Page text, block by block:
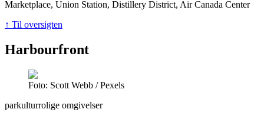
Marketplace, Union Station, Distillery District, Air Canada Center
↑ Til oversigten
Harbourfront
Foto: Scott Webb / Pexels
parkulturrolige omgivelser